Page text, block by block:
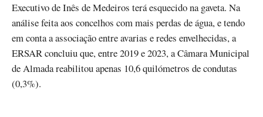
Executivo de Inês de Medeiros terá esquecido na gaveta. Na
análise feita aos concelhos com mais perdas de água, e tendo
em conta a associação entre avarias e redes envelhecidas, a
ERSAR concluiu que, entre 2019 e 2023, a Câmara Municipal
de Almada reabilitou apenas 10,6 quilómetros de condutas
(0,3%).